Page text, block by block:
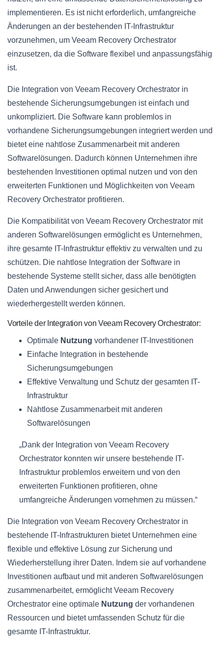
implementieren. Es ist nicht erforderlich, umfangreiche
Änderungen an der bestehenden IT-Infrastruktur
vorzunehmen, um Veeam Recovery Orchestrator
einzusetzen, da die Software flexibel und anpassungsfähig
ist.
Die Integration von Veeam Recovery Orchestrator in
bestehende Sicherungsumgebungen ist einfach und
unkompliziert. Die Software kann problemlos in
vorhandene Sicherungsumgebungen integriert werden und
bietet eine nahtlose Zusammenarbeit mit anderen
Softwarelösungen. Dadurch können Unternehmen ihre
bestehenden Investitionen optimal nutzen und von den
erweiterten Funktionen und Möglichkeiten von Veeam
Recovery Orchestrator profitieren.
Die Kompatibilität von Veeam Recovery Orchestrator mit
anderen Softwarelösungen ermöglicht es Unternehmen,
ihre gesamte IT-Infrastruktur effektiv zu verwalten und zu
schützen. Die nahtlose Integration der Software in
bestehende Systeme stellt sicher, dass alle benötigten
Daten und Anwendungen sicher gesichert und
wiederhergestellt werden können.
Vorteile der Integration von Veeam Recovery Orchestrator:
Optimale Nutzung vorhandener IT-Investitionen
Einfache Integration in bestehende
Sicherungsumgebungen
Effektive Verwaltung und Schutz der gesamten IT-
Infrastruktur
Nahtlose Zusammenarbeit mit anderen
Softwarelösungen
„Dank der Integration von Veeam Recovery
Orchestrator konnten wir unsere bestehende IT-
Infrastruktur problemlos erweitern und von den
erweiterten Funktionen profitieren, ohne
umfangreiche Änderungen vornehmen zu müssen.“
Die Integration von Veeam Recovery Orchestrator in
bestehende IT-Infrastrukturen bietet Unternehmen eine
flexible und effektive Lösung zur Sicherung und
Wiederherstellung ihrer Daten. Indem sie auf vorhandene
Investitionen aufbaut und mit anderen Softwarelösungen
zusammenarbeitet, ermöglicht Veeam Recovery
Orchestrator eine optimale Nutzung der vorhandenen
Ressourcen und bietet umfassenden Schutz für die
gesamte IT-Infrastruktur.